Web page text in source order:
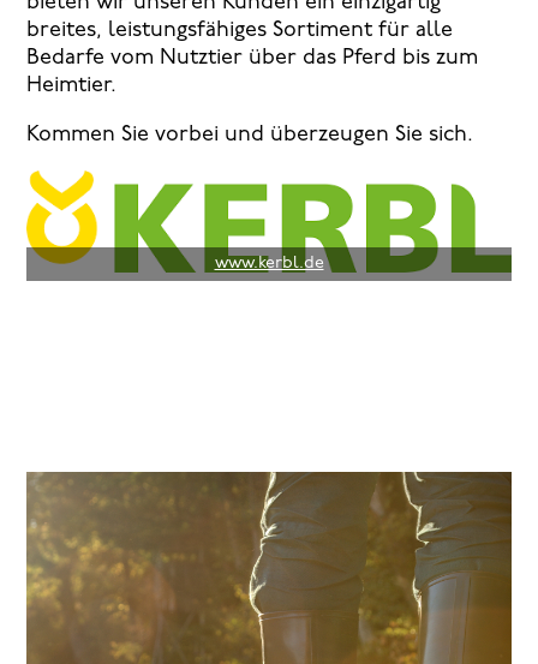
breites, leistungsfähiges Sortiment für alle
Bedarfe vom Nutztier über das Pferd bis zum
Heimtier.
Kommen Sie vorbei und überzeugen Sie sich.
www.kerbl.de